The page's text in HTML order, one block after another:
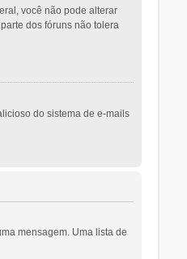
você não pode alterar
dos fóruns não tolera
do sistema de e-mails
mensagem. Uma lista de